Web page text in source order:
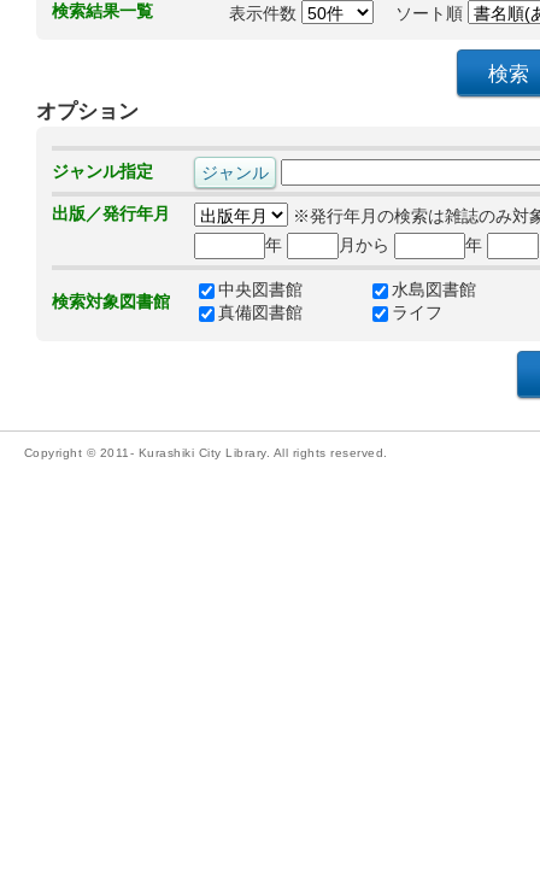
検索結果一覧 表示件数 ソート順
オプション
ジャンル指定
出版／発行年月
※発行年月の検索は雑誌のみ対
年
月から 年
検索対象図書館
中央図書館
水島図書館
真備図書館
ライフ
Copyright © 2011- Kurashiki City Library. All rights reserved.